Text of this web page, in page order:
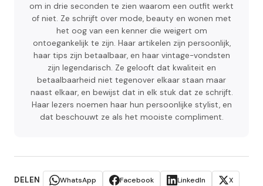
om in drie seconden te zien waarom een outfit werkt
of niet. Ze schrijft over mode, beauty en wonen met
het oog van een kenner die weigert om
ontoegankelijk te zijn. Haar artikelen zijn persoonlijk,
haar tips zijn betaalbaar, en haar vintage-vondsten
zijn legendarisch. Ze gelooft dat kwaliteit en
betaalbaarheid niet tegenover elkaar staan maar
naast elkaar, en bewijst dat in elk stuk dat ze schrijft.
Haar lezers noemen haar hun persoonlijke stylist, en
dat beschouwt ze als het mooiste compliment.
DELEN WhatsApp Facebook LinkedIn
X